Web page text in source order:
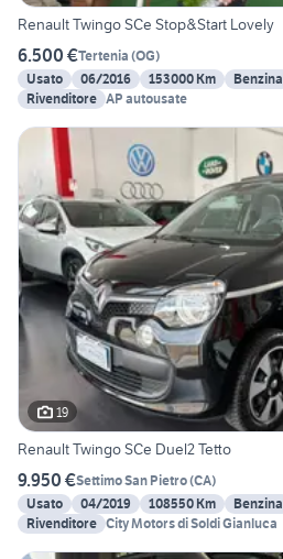
Renault Twingo SCe Stop&Start Lovely
6.500 €Tertenia (OG)
Usato
06/2016 153000 Km Benzina
Rivenditore AP autousate
19
Renault Twingo SCe Duel2 Tetto
9.950 €Settimo San Pietro(CA)
Usato
04/2019 108550 Km Benzina
Rivenditore City Motors di Soldi Gianluca